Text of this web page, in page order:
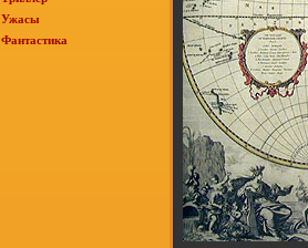
Ужасы
Фантастика